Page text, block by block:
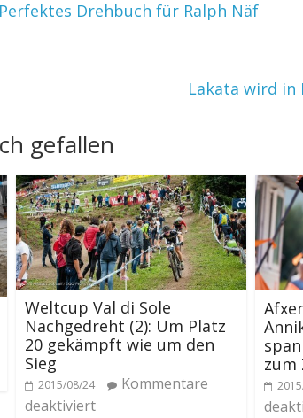
Drehbuch für Ralph Näf
Lakata wird in
gefallen
Weltcup Val di Sole
Nachgedreht (2): Um Platz
20 gekämpft wie um den
Sieg
2015/08/24
Kommentare
deaktiviert
zum